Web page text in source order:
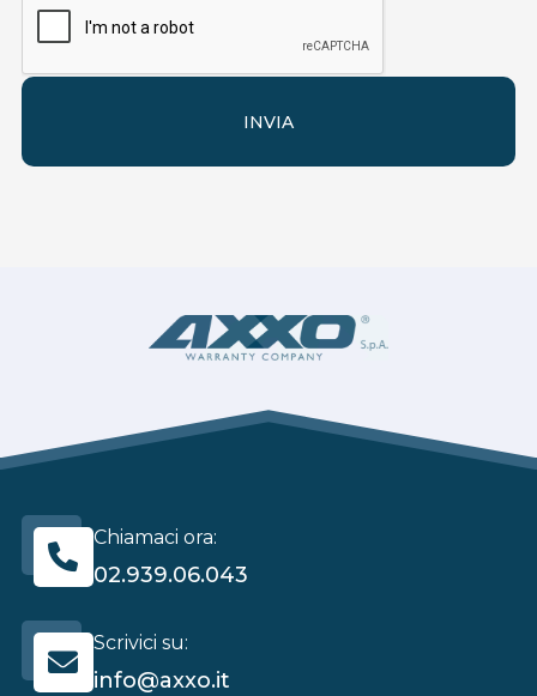
INVIA
Chiamaci ora:
02.939.06.043
Scrivici su:
info@axxo.it